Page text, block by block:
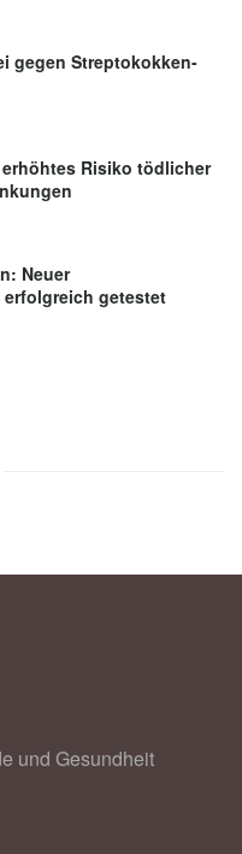
gegen Streptokokken-
Risiko tödlicher
Neuer
getestet
und Gesundheit